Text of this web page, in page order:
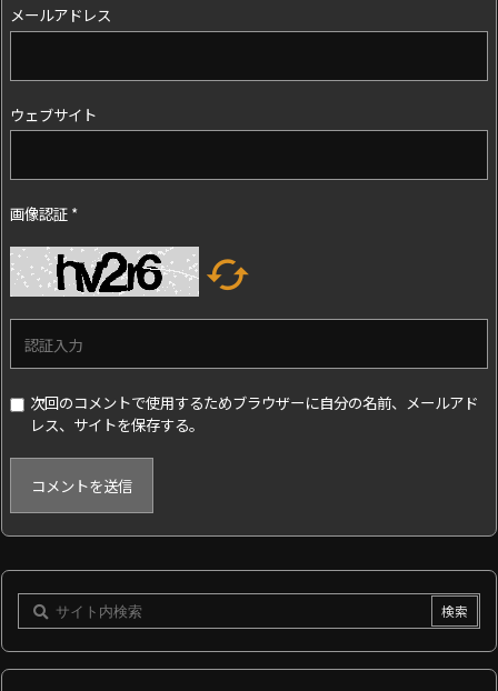
メールアドレス
ウェブサイト
画像認証 *

次回のコメントで使用するためブラウザーに自分の名前、メールアド
レス、サイトを保存する。